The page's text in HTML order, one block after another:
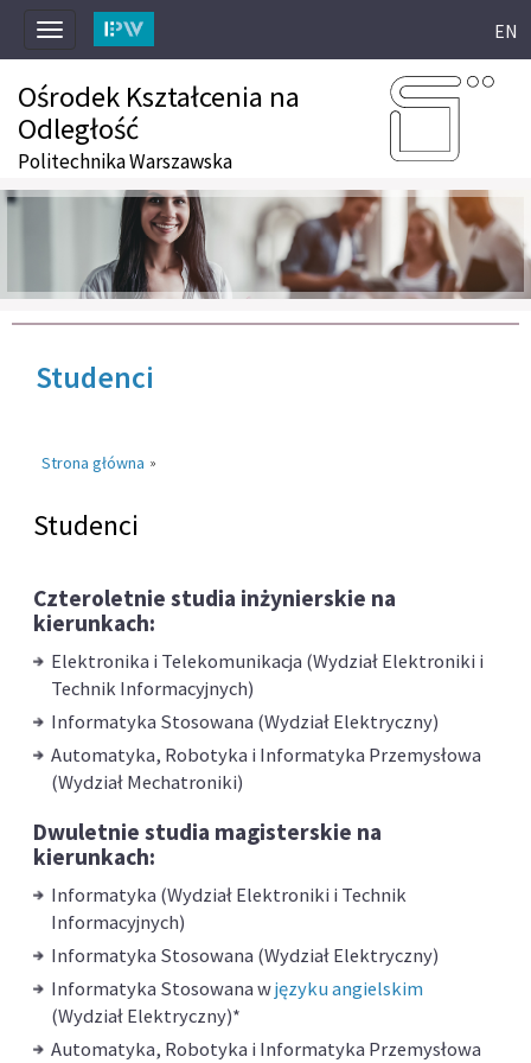
Toggle
navigation
EN
Ośrodek Kształcenia na
Odległość
Politechnika Warszawska
Studenci
Strona główna »
Studenci
Czteroletnie studia inżynierskie na
kierunkach:
Elektronika i Telekomunikacja (Wydział Elektroniki i
Technik Informacyjnych)
Informatyka Stosowana (Wydział Elektryczny)
Automatyka, Robotyka i Informatyka Przemysłowa
(Wydział Mechatroniki)
Dwuletnie studia magisterskie na
kierunkach:
Informatyka (Wydział Elektroniki i Technik
Informacyjnych)
Informatyka Stosowana (Wydział Elektryczny)
Informatyka Stosowana wjęzyku angielskim
(Wydział Elektryczny)*
Automatyka, Robotyka i Informatyka Przemysłowa